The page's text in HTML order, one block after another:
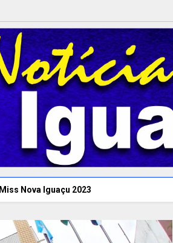
Miss Nova Iguaçu 2023